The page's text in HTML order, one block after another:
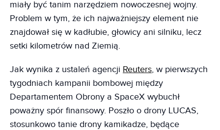
miały być tanim narzędziem nowoczesnej wojny.
Problem w tym, że ich najważniejszy element nie
znajdował się w kadłubie, głowicy ani silniku, lecz
setki kilometrów nad Ziemią.
Jak wynika z ustaleń agencji Reuters, w pierwszych
tygodniach kampanii bombowej między
Departamentem Obrony a SpaceX wybuchł
poważny spór finansowy. Poszło o drony LUCAS,
stosunkowo tanie drony kamikadze, będące